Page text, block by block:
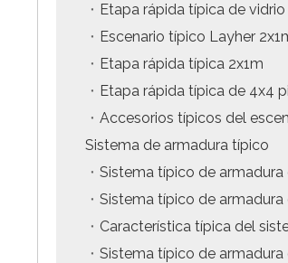
Etapa rápida típica de
Escenario típico Layher
Etapa rápida típica 2x1m
Etapa rápida típica de 4x4
Accesorios típicos del
Sistema de armadura típico
Característica típica del